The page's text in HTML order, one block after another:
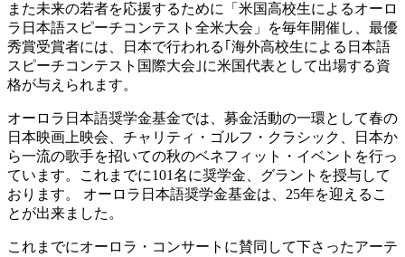
また未来の若者を応援するために「米国高校生によるオーロ
ラ日本語スピーチコンテスト全米大会」を毎年開催し、最優
秀賞受賞者には、日本で行われる｢海外高校生による日本語
スピーチコンテスト国際大会｣に米国代表として出場する資
格が与えられます。
オーロラ日本語奨学金基金では、募金活動の一環として春の
日本映画上映会、チャリティ・ゴルフ・クラシック、日本か
ら一流の歌手を招いての秋のベネフィット・イベントを行っ
ています。これまでに101名に奨学金、グラントを授与して
おります。 オーロラ日本語奨学金基金は、25年を迎えるこ
とが出来ました。
これまでにオーロラ・コンサートに賛同して下さったアーテ